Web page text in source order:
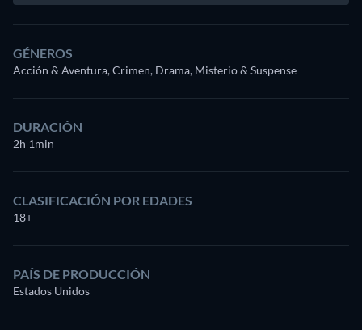
GÉNEROS
Acción & Aventura, Crimen, Drama, Misterio & Suspense
DURACIÓN
2h 1min
CLASIFICACIÓN POR EDADES
18+
PAÍS DE PRODUCCIÓN
Estados Unidos